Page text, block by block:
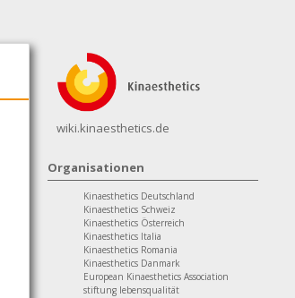
wiki.kinaesthetics.de
Organisationen
Kinaesthetics Deutschland
Kinaesthetics Schweiz
Kinaesthetics Österreich
Kinaesthetics Italia
Kinaesthetics Romania
Kinaesthetics Danmark
European Kinaesthetics Association
stiftung lebensqualität